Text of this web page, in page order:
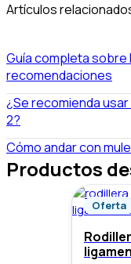
Artículos
Guía completa sobre
recomendaciones
¿Se recomienda
2?
Cómo andar con
Productos
Oferta